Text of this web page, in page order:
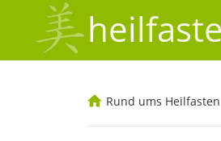
Rund ums Heilfasten